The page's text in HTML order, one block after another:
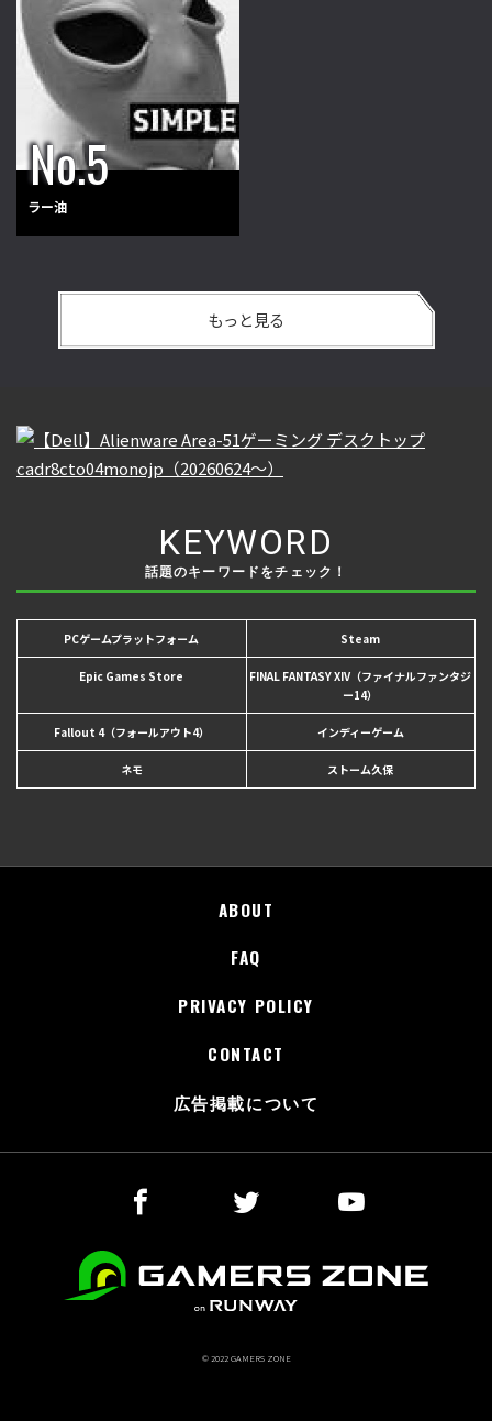
ラー油
もっと見る
KEYWORD
話題のキーワードをチェック！
PCゲームプラットフォーム Steam
Epic Games Store
FINAL FANTASY XIV（ファイナルファンタジ
ー14）
Fallout 4（フォールアウト4） インディーゲーム
ネモ ストーム久保
ABOUT
FAQ
PRIVACY POLICY
CONTACT
広告掲載について
© 2022 GAMERS ZONE